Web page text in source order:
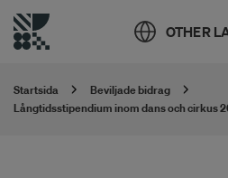
OTHER
Startsida
Beviljade bidrag
Långtidsstipendium inom dans och cirkus